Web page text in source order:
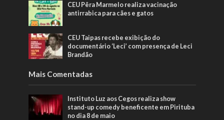
CEU Pêra Marmelo realiza vacinação
antirrabica para cães e gatos
CEU Taipas recebe exibição do
documentário ‘Leci’ com presença de Leci
Brandão
Mais Comentadas
Instituto Luz aos Cegos realiza show
stand-up comedy beneficente em Pirituba
no dia 8 de maio